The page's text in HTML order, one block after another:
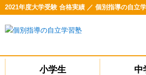
2021年度大学受験 合格実績 ／ 個別指導の自立
小学生 中